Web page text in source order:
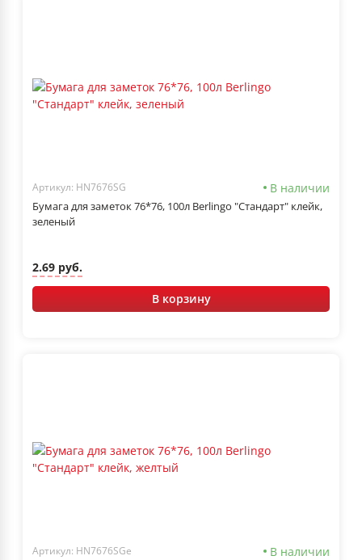
Артикул: HN7676SG В наличии
Бумага для заметок 76*76, 100л Berlingo "Стандарт" клейк,
зеленый
2.69 руб.
В корзину
Артикул: HN7676SGe В наличии